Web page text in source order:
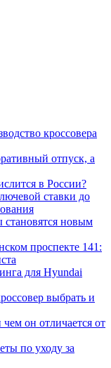
кроссовера
отпуск, а
в России?
ставки до
становятся новым
проспекте 141:
для Hyundai
выбрать и
он отличается от
по уходу за